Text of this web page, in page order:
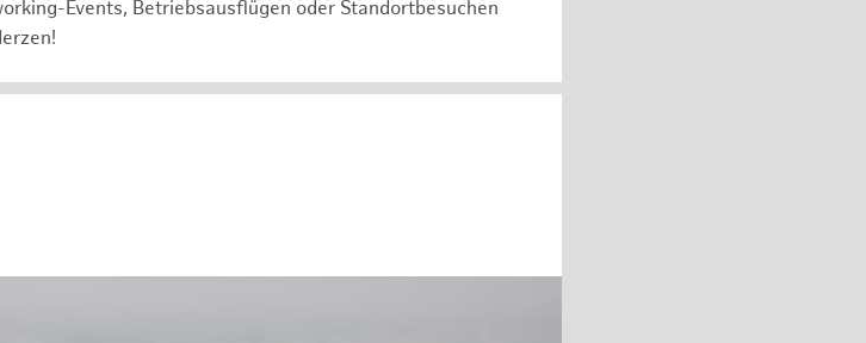
Events, Betriebsausflügen oder Standortbesuchen